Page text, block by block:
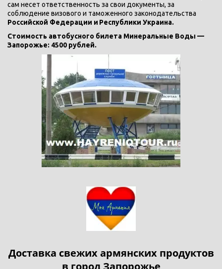
сам несет ответственность за свои документы, за
соблюдение визового и таможенного законодательства
Российской Федерации и Республики Украина.
Стоимость автобусного билета Минеральные Воды —
Запорожье: 4500 рублей.
Доставка свежих армянских продуктов